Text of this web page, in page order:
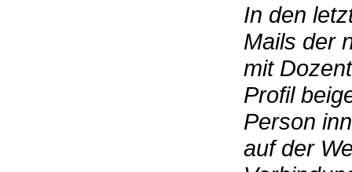
In den
Mails der
mit
Profil
Person
auf der